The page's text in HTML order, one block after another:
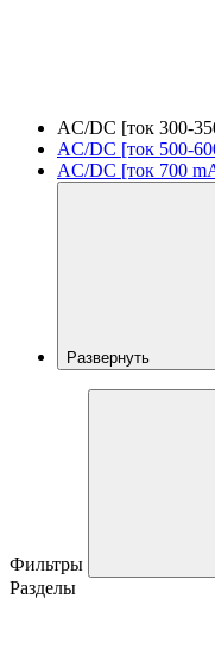
AC/DC [ток 300-
AC/DC [ток 500-
AC/DC [ток 700
Развернуть
Фильтры
Разделы